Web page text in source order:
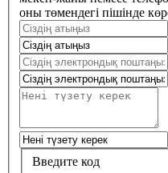
оны төмендегі пішінде
Введите код